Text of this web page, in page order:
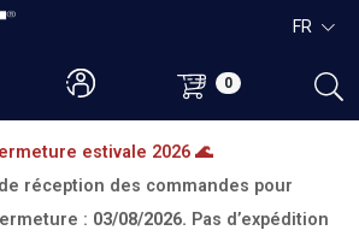
0
FR
estivale 2026 🌊
réception des commandes pour
: 03/08/2026. Pas d’expédition